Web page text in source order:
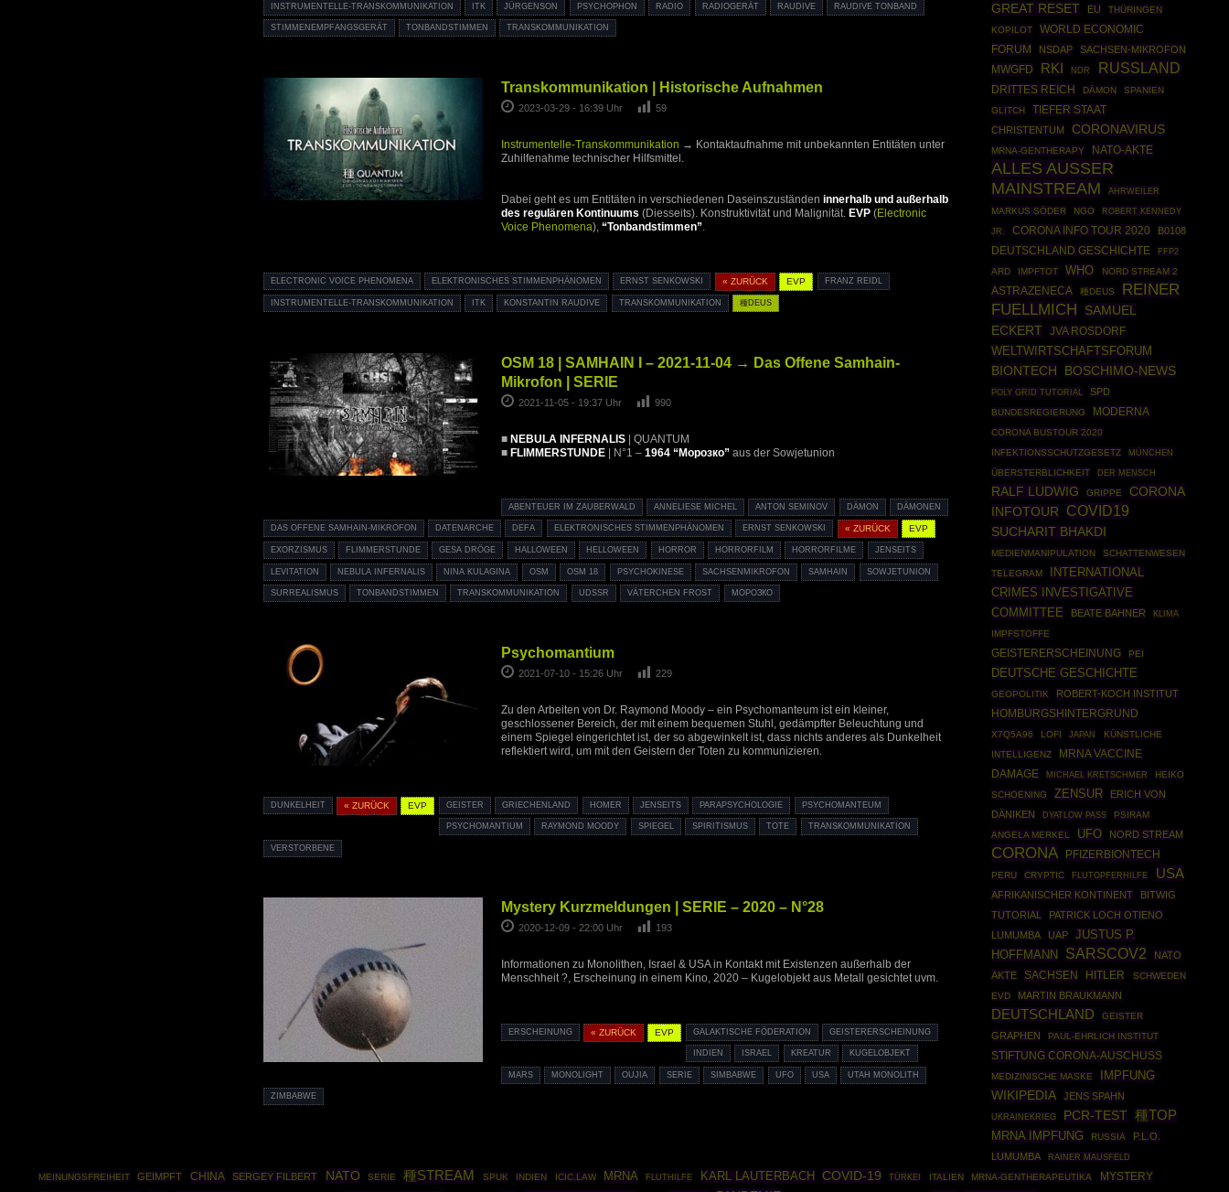
INSTRUMENTELLE-TRANSKOMMUNIKATION ITK JÜRGENSON PSYCHOPHON RADIO RADIOGERÄT RAUDIVE RAUDIVE TONBAND
STIMMENEMPFANGSGERÄT TONBANDSTIMMEN TRANSKOMMUNIKATION
Transkommunikation | Historische Aufnahmen
2023-03-29 - 16:39 Uhr 59
Instrumentelle-Transkommunikation → Kontaktaufnahme mit unbekannten Entitäten unter
Zuhilfenahme technischer Hilfsmittel.
Dabei geht es um Entitäten in verschiedenen Daseinszuständen innerhalb und außerhalb
des regulären Kontinuums (Diesseits). Konstruktivität und Malignität. EVP(Electronic
Voice Phenomena), “Tonbandstimmen”.
ELECTRONIC VOICE PHENOMENA ELEKTRONISCHES STIMMENPHÄNOMEN ERNST SENKOWSKI « ZURÜCK EVP FRANZ REIDL
INSTRUMENTELLE-TRANSKOMMUNIKATION ITK KONSTANTIN RAUDIVE TRANSKOMMUNIKATION 種DEUS
OSM 18 | SAMHAIN I – 2021-11-04 → Das Offene Samhain-
Mikrofon | SERIE
2021-11-05 - 19:37 Uhr 990
■ NEBULA INFERNALIS| QUANTUM
■ FLIMMERSTUNDE| N°1 – 1964 “Морозко”aus der Sowjetunion
ABENTEUER IM ZAUBERWALD ANNELIESE MICHEL ANTON SEMINOV DÄMON DÄMONEN
DAS OFFENE SAMHAIN-MIKROFON DATENARCHE DEFA ELEKTRONISCHES STIMMENPHÄNOMEN ERNST SENKOWSKI « ZURÜCK EVP
EXORZISMUS FLIMMERSTUNDE GESA DRÖGE HALLOWEEN HELLOWEEN HORROR HORRORFILM HORRORFILME JENSEITS
LEVITATION NEBULA INFERNALIS NINA KULAGINA OSM OSM 18 PSYCHOKINESE SACHSENMIKROFON SAMHAIN SOWJETUNION
SURREALISMUS TONBANDSTIMMEN TRANSKOMMUNIKATION UDSSR VÄTERCHEN FROST МОРОЗКО
Psychomantium
2021-07-10 - 15:26 Uhr 229
Zu den Arbeiten von Dr. Raymond Moody – ein Psychomanteum ist ein kleiner,
geschlossener Bereich, der mit einem bequemen Stuhl, gedämpfter Beleuchtung und
einem Spiegel eingerichtet ist, der so abgewinkelt ist, dass nichts anderes als Dunkelheit
reflektiert wird, um mit den Geistern der Toten zu kommunizieren.
DUNKELHEIT « ZURÜCK EVP GEISTER GRIECHENLAND HOMER JENSEITS PARAPSYCHOLOGIE PSYCHOMANTEUM
PSYCHOMANTIUM RAYMOND MOODY SPIEGEL SPIRITISMUS TOTE TRANSKOMMUNIKATION
VERSTORBENE
Mystery Kurzmeldungen | SERIE – 2020 – N°28
2020-12-09 - 22:00 Uhr 193
Informationen zu Monolithen, Israel & USA in Kontakt mit Existenzen außerhalb der
Menschheit ?, Erscheinung in einem Kino, 2020 – Kugelobjekt aus Metall gesichtet uvm.
ERSCHEINUNG « ZURÜCK EVP GALAKTISCHE FÖDERATION GEISTERERSCHEINUNG
INDIEN ISRAEL KREATUR KUGELOBJEKT
MARS MONOLIGHT OUJIA SERIE SIMBABWE UFO USA UTAH MONOLITH
ZIMBABWE
GREAT RESET EU
THÜRINGEN
KOPILOT
WORLD ECONOMIC
FORUM
NSDAP SACHSEN-MIKROFON
MWGFD RKI NDR RUSSLAND
DRITTES REICH DÄMON
SPANIEN
GLITCH
TIEFER STAAT
CHRISTENTUM CORONAVIRUS
MRNA-GENTHERAPY NATO-AKTE
ALLES AUSSER
MAINSTREAM
AHRWEILER
MARKUS SÖDER
NGO
ROBERT KENNEDY
JR.
CORONA INFO TOUR 2020 B0108
DEUTSCHLAND GESCHICHTE
FFP2
ARD
IMPFTOT WHO NORD STREAM 2
ASTRAZENECA 種DEUS
REINER
FUELLMICH
SAMUEL
ECKERT
JVA ROSDORF
WELTWIRTSCHAFTSFORUM
BIONTECH BOSCHIMO-NEWS
POLY GRID TUTORIAL SPD
BUNDESREGIERUNG MODERNA
CORONA BUSTOUR 2020
INFEKTIONSSCHUTZGESETZ
MÜNCHEN
ÜBERSTERBLICHKEIT
DER MENSCH
RALF LUDWIG GRIPPE
CORONA
INFOTOUR
COVID19
SUCHARIT BHAKDI
MEDIENMANIPULATION
SCHATTENWESEN
TELEGRAM
INTERNATIONAL
CRIMES INVESTIGATIVE
COMMITTEE
BEATE BAHNER KLIMA
IMPFSTOFFE
GEISTERERSCHEINUNG PEI
DEUTSCHE GESCHICHTE
GEOPOLITIK ROBERT-KOCH INSTITUT
HOMBURGSHINTERGRUND
X7Q5A96 LOFI JAPAN
KÜNSTLICHE
INTELLIGENZ
MRNA VACCINE
DAMAGE
MICHAEL KRETSCHMER
HEIKO
SCHOENING
ZENSUR
ERICH VON
DÄNIKEN
DYATLOW PASS
PSIRAM
ANGELA MERKEL
UFO NORD STREAM
CORONA PFIZERBIONTECH
PERU CRYPTIC FLUTOPFERHILFE USA
AFRIKANISCHER KONTINENT
BITWIG
TUTORIAL
PATRICK LOCH OTIENO
LUMUMBA
UAP
JUSTUS P.
HOFFMANN
SARSCOV2
NATO
AKTE
SACHSEN HITLER
SCHWEDEN
EVD
MARTIN BRAUKMANN
DEUTSCHLAND GEISTER
GRAPHEN PAUL-EHRLICH INSTITUT
STIFTUNG CORONA-AUSCHUSS
MEDIZINISCHE MASKE IMPFUNG
WIKIPEDIA JENS SPAHN
UKRAINEKRIEG PCR-TEST 種TOP
MRNA IMPFUNG RUSSIA
P.L.O.
LUMUMBA
RAINER MAUSFELD
MEINUNGSFREIHEIT
GEIMPFT CHINA SERGEY FILBERT NATO SERIE 種STREAM SPUK INDIEN ICIC.LAW MRNA FLUTHILFE KARL LAUTERBACH COVID-19 TÜRKEI ITALIEN MRNA-GENTHERAPEUTIKA
MYSTERY